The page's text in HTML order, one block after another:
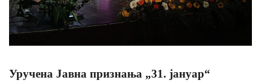
Уручена Јавна признања „31. јануар“